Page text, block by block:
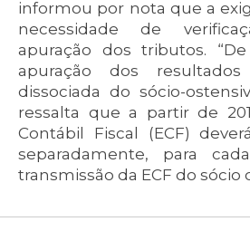
informou por nota que a
necessidade de
apuração dos tributos.
apuração dos
dissociada do sócio-
ressalta que a partir de
Contábil Fiscal (ECF)
separadamente, para
transmissão da ECF do sócio